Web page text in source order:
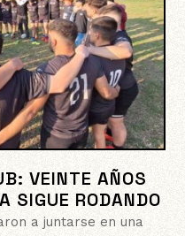
VEINTE AÑOS
SIGUE RODANDO
a juntarse en una